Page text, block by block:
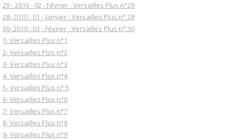
29 - 2010 - 02 - Février - Versailles Plus n°29
28- 2010 - 01 - Janvier - Versailles Plus n° 28
30- 2010 - 03 - Février - Versailles Plus n° 30
1- Versailles Plus n°1
2- Versailles Plus n°2
3- Versailles Plus n°3
4- Versailles Plus n°4
5- Versailles Plus n° 5
6- Versailles Plus n°6
7- Versailles Plus n°7
8- Versailles Plus n°8
9- Versailles Plus n°9